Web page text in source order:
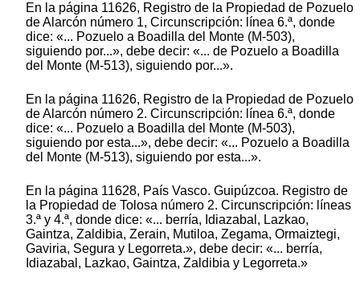
En la página 11626, Registro de la Propiedad de Pozuelo
de Alarcón número 1, Circunscripción: línea 6.ª, donde
dice: «... Pozuelo a Boadilla del Monte (M-503),
siguiendo por...», debe decir: «... de Pozuelo a Boadilla
del Monte (M-513), siguiendo por...».
En la página 11626, Registro de la Propiedad de Pozuelo
de Alarcón número 2. Circunscripción: línea 6.ª, donde
dice: «... Pozuelo a Boadilla del Monte (M-503),
siguiendo por esta...», debe decir: «... Pozuelo a Boadilla
del Monte (M-513), siguiendo por esta...».
En la página 11628, País Vasco. Guipúzcoa. Registro de
la Propiedad de Tolosa número 2. Circunscripción: líneas
3.ª y 4.ª, donde dice: «... berría, Idiazabal, Lazkao,
Gaintza, Zaldibia, Zerain, Mutiloa, Zegama, Ormaiztegi,
Gaviria, Segura y Legorreta.», debe decir: «... berría,
Idiazabal, Lazkao, Gaintza, Zaldibia y Legorreta.»